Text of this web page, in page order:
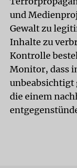
und
Gewalt zu
Inhalte zu
Kontrolle
Monitor, dass
unbeabsichtigt
die einem